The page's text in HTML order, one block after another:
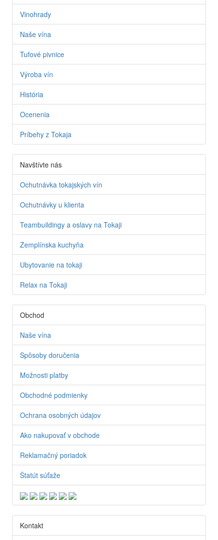
Vinohrady
Naše vína
Tufové pivnice
Výroba vín
História
Ocenenia
Príbehy z Tokaja
Navštívte nás
Ochutnávka tokajských vín
Ochutnávky u klienta
Teambuildingy a oslavy na Tokaji
Zemplínska kuchyňa
Ubytovanie na tokaji
Relax na Tokaji
Obchod
Naše vína
Spôsoby doručenia
Možnosti platby
Obchodné podmienky
Ochrana osobných údajov
Ako nakupovať v obchode
Reklamačný poriadok
Štatút súťaže
Kontakt